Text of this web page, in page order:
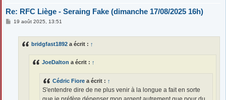
Re: RFC Liège - Seraing Fake (dimanche 17/08/2025 16h)
M19 août 2025, 13:51
bridgfast1892 a écrit : ↑
JoeDalton a écrit : ↑
Cédric Fiore a écrit : ↑
S'entendre dire de ne plus venir à la longue a fait en sorte